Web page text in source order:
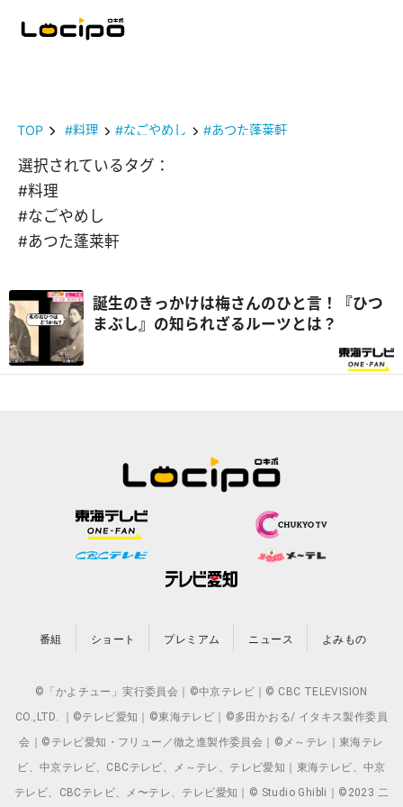
TOP #料理 #なごやめし #あつた蓬莱軒
選択されているタグ：
#料理
#なごやめし
#あつた蓬莱軒
誕生のきっかけは梅さんのひと言！『ひつ
まぶし』の知られざるルーツとは？
番組 ショート プレミアム ニュース よみもの
©「かよチュー」実行委員会｜©中京テレビ｜© CBC TELEVISION
CO.,LTD. ｜©テレビ愛知｜©東海テレビ｜©多田かおる/ イタキス製作委員
会｜©テレビ愛知・フリュー／徹之進製作委員会｜©メ～テレ｜東海テレ
ビ、中京テレビ、CBCテレビ、メ～テレ、テレビ愛知｜東海テレビ、中京
テレビ、CBCテレビ、メ〜テレ、テレビ愛知｜© Studio Ghibli｜©2023 二